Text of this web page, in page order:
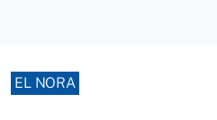
EL NORA